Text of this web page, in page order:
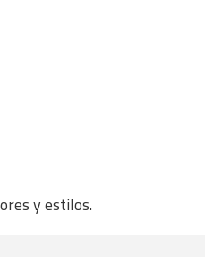
y estilos.